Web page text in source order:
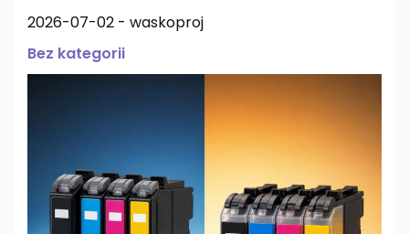
2026-07-02 - waskoproj
Bez kategorii